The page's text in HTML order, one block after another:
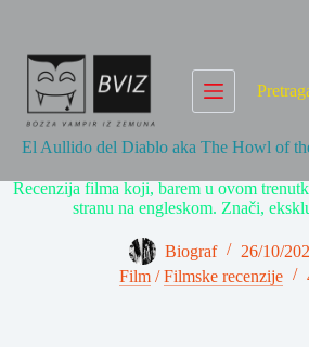
El Aullido del Diablo aka The Howl of
Recenzija filma koji, barem u ovom
stranu na engleskom. Znači,
Biograf
26/10/
Film/Filmske recenzije